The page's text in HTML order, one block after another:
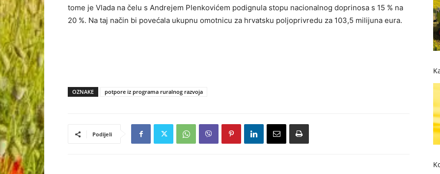
tome je Vlada na čelu s Andrejem Plenkovićem podignula stopu nacionalnog doprinosa s 15 % na
20 %. Na taj način bi povećala ukupnu omotnicu za hrvatsku poljoprivredu za 103,5 milijuna eura.
OZNAKE potpore iz programa ruralnog razvoja
Podijeli